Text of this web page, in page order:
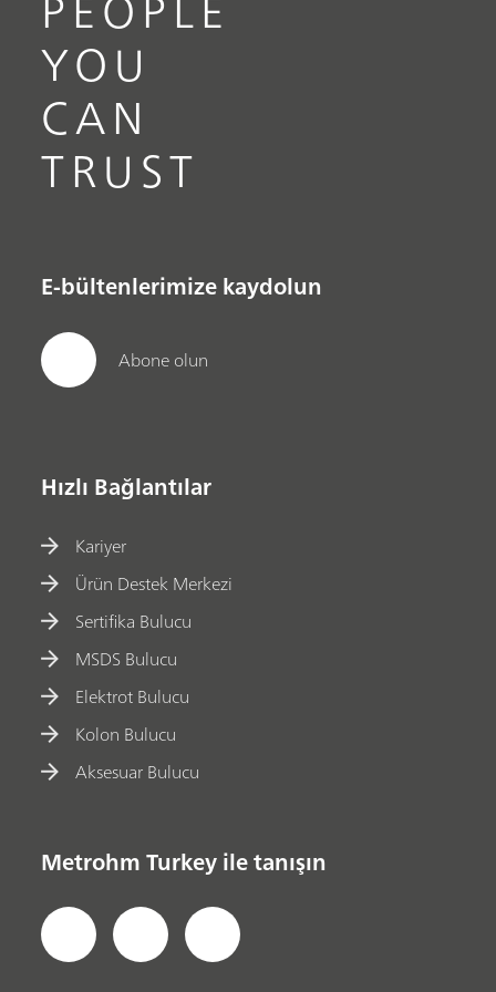
YOU
CAN
TRUST
E-bültenlerimize kaydolun
Abone olun
Hızlı Bağlantılar
Kariyer
Ürün Destek Merkezi
Sertifika Bulucu
MSDS Bulucu
Elektrot Bulucu
Kolon Bulucu
Aksesuar Bulucu
Metrohm Turkey ile tanışın